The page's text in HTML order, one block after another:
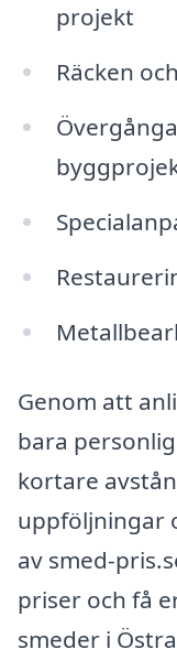
projekt
Räcken
Genom att
bara
kortare
uppföljningar
av smed-
priser och få
smeder i